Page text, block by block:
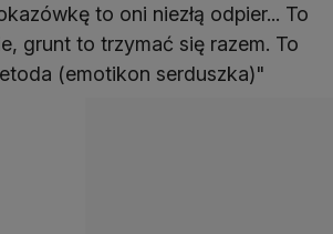
to oni niezłą odpier... To
grunt to trzymać się razem. To
(emotikon serduszka)"